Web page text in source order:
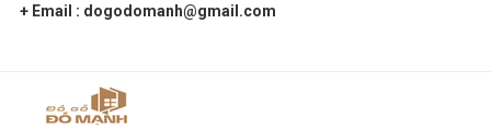
+ Email : dogodomanh@gmail.com